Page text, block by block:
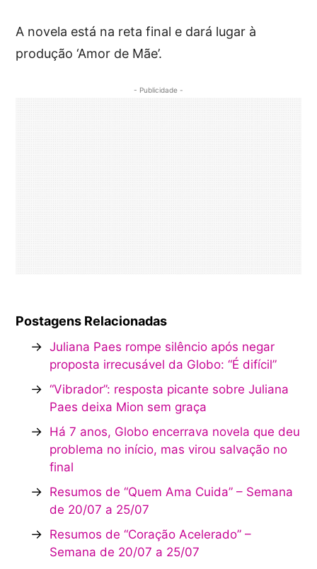
A novela está na reta final e dará lugar à
produção ‘Amor de Mãe’.
- Publicidade -
Postagens Relacionadas
→ Juliana Paes rompe silêncio após negar
proposta irrecusável da Globo: “É difícil”
→ “Vibrador”: resposta picante sobre Juliana
Paes deixa Mion sem graça
→ Há 7 anos, Globo encerrava novela que deu
problema no início, mas virou salvação no
final
→ Resumos de “Quem Ama Cuida” – Semana
de 20/07 a 25/07
→ Resumos de “Coração Acelerado” –
Semana de 20/07 a 25/07